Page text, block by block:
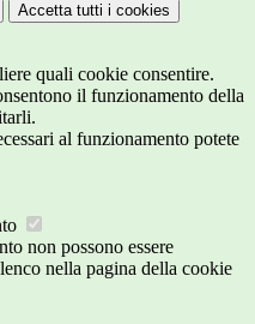
Accetta tutti i cookies
quali cookie consentire.
il funzionamento della
al funzionamento potete
non possono essere
nella pagina della cookie